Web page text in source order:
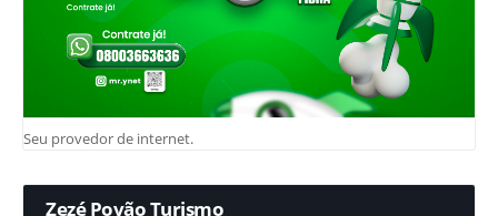
Seu provedor de internet.
Zezé Povão Turismo